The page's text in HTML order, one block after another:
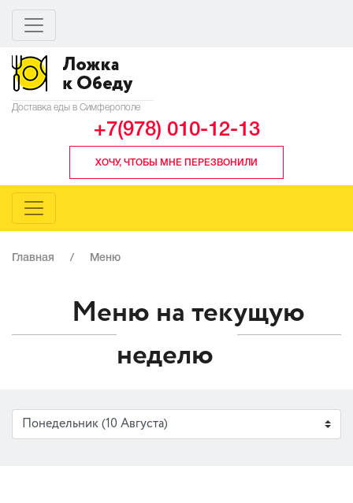
Доставка еды в Симферополе
+7(978) 010-12-13
ХОЧУ, ЧТОБЫ МНЕ ПЕРЕЗВОНИЛИ
Главная / Меню
Меню на текущую
неделю